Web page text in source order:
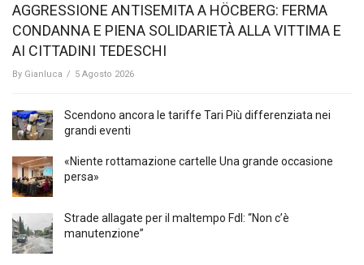
AGGRESSIONE ANTISEMITA A HÖCBERG: FERMA
CONDANNA E PIENA SOLIDARIETÀ ALLA VITTIMA E
AI CITTADINI TEDESCHI
By Gianluca / 5 Agosto 2026
Scendono ancora le tariffe Tari Più differenziata nei
grandi eventi
«Niente rottamazione cartelle Una grande occasione
persa»
Strade allagate per il maltempo FdI: “Non c’è
manutenzione”